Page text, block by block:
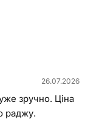
26.07.2026
зручно. Ціна
раджу.